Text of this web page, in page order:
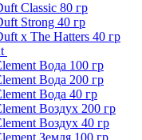
Classic 80 гр
Strong 40 гр
x The Hatters 40 гр
Вода 100 гр
Вода 200 гр
Вода 40 гр
Воздух 200 гр
Воздух 40 гр
Земля 100 гр